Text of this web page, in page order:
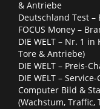
& Antriebe
Deutschland Test
FOCUS Money –
DIE WELT – Nr. 1
Tore & Antriebe)
DIE WELT – Preis-
DIE WELT –
Computer Bild &
(Wachstum, Traffic,